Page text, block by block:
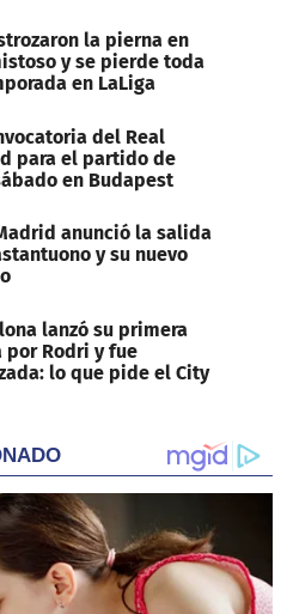
la pierna en
y se pierde toda
en LaLiga
del Real
para el partido de
en Budapest
anunció la salida
y su nuevo
lanzó su primera
por Rodri y fue
lo que pide el City